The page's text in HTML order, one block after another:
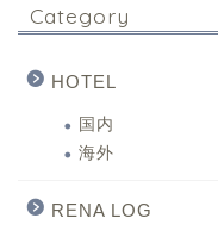
Category
HOTEL
国内
海外
RENA LOG